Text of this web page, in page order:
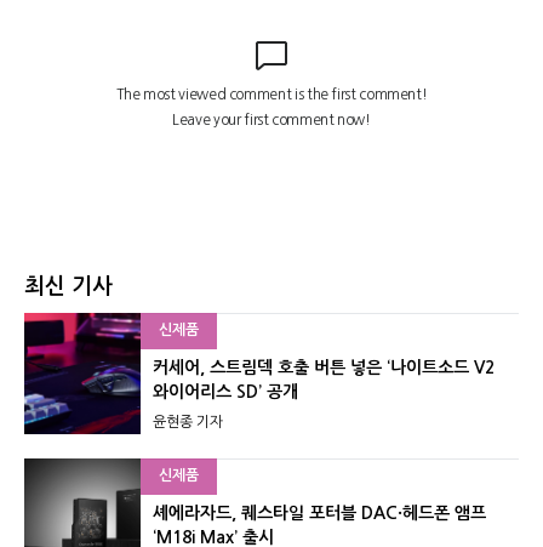
최신 기사
신제품
커세어, 스트림덱 호출 버튼 넣은 ‘나이트소드 V2
와이어리스 SD’ 공개
윤현종 기자
신제품
셰에라자드, 퀘스타일 포터블 DAC·헤드폰 앰프
‘M18i Max’ 출시